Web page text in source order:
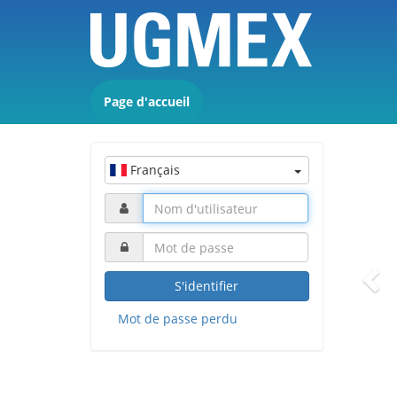
Page d'accueil
Français
S'identifier
Mot de passe perdu